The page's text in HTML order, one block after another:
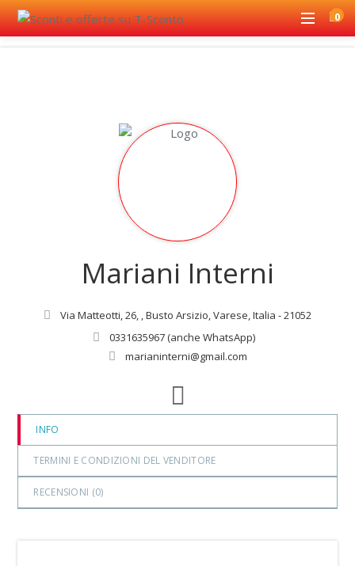
0
Mariani Interni
Via Matteotti, 26, , Busto Arsizio, Varese, Italia - 21052
0331635967 (anche WhatsApp)
marianinterni@gmail.com
INFO
TERMINI E CONDIZIONI DEL VENDITORE
RECENSIONI (0)